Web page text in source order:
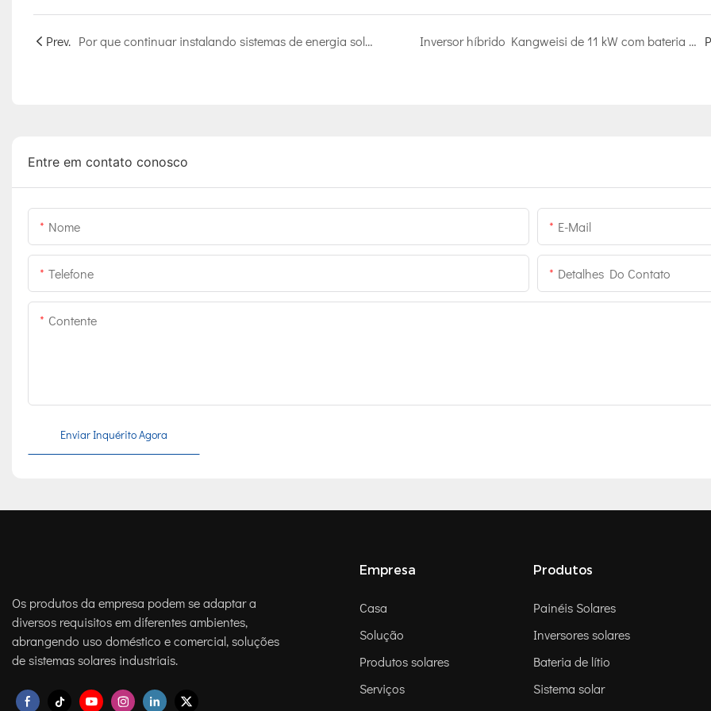
Prev. Por que continuar instalando sistemas de energia solar no inverno? Inversor híbrido Kangweisi de 11 kW com bateria de 15 kWh: mais de 8.000 ciclos, vida útil superior a 20 anos.
Entre em contato conosco
Nome E-Mail
Telefone Detalhes Do Contato
Contente
Enviar Inquérito Agora
Os produtos da empresa podem se adaptar a
diversos requisitos em diferentes ambientes,
abrangendo uso doméstico e comercial, soluções
de sistemas solares industriais.
Empresa
Casa
Solução
Produtos solares
Serviços
Produtos
Painéis Solares
Inversores solares
Bateria de lítio
Sistema solar